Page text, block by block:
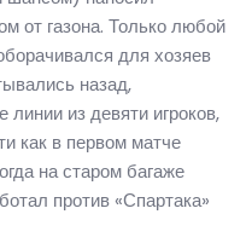
от газона. Только любой
для хозяев
назад,
из девяти игроков,
как в первом матче
на старом багаже
против «Спартака»